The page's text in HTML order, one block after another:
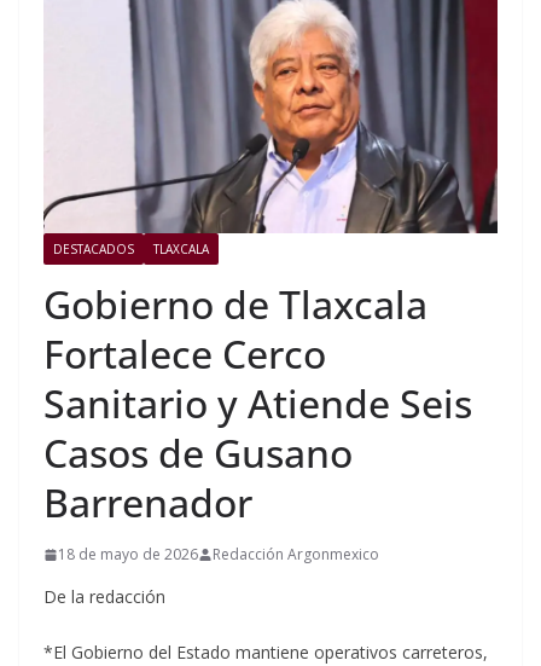
DESTACADOS TLAXCALA
Gobierno de Tlaxcala
Fortalece Cerco
Sanitario y Atiende Seis
Casos de Gusano
Barrenador
18 de mayo de 2026 Redacción Argonmexico
De la redacción
*El Gobierno del Estado mantiene operativos carreteros,